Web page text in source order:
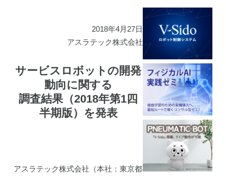
2018年4月27日
アスラテック株式会社
サービスロボットの開発
動向に関する
調査結果（2018年第1四
半期版）を発表
アスラテック株式会社（本社：東京都